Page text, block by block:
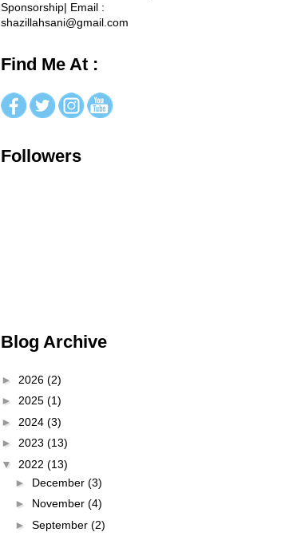
Sponsorship| Email :
shazillahsani@gmail.com
Find Me At :
Followers
Blog Archive
► 2026 (2)
► 2025 (1)
► 2024 (3)
► 2023 (13)
▼ 2022 (13)
► December (3)
► November (4)
► September (2)